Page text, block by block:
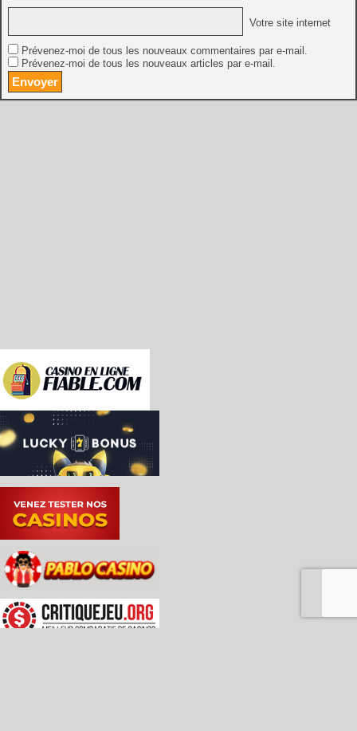
Votre site internet
Prévenez-moi de tous les nouveaux commentaires par e-mail.
Prévenez-moi de tous les nouveaux articles par e-mail.